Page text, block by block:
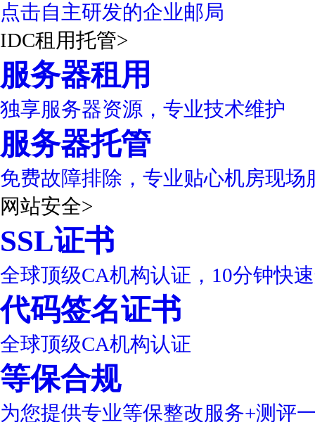
点击自主研发的企业邮局
IDC租用托管>
服务器租用
独享服务器资源，专业技术维护
服务器托管
免费故障排除，专业贴心机房现场
网站安全>
SSL证书
全球顶级CA机构认证，10分钟快
代码签名证书
全球顶级CA机构认证
等保合规
为您提供专业等保整改服务+测评